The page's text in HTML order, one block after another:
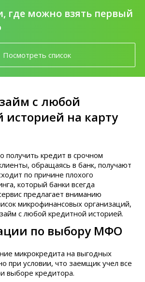
где можно взять первый
Посмотреть список
с любой
историей на карту
получить кредит в срочном
обращаясь в банк, получают
по причине плохого
который банки всегда
предлагает вниманию
микрофинансовых организаций,
с любой кредитной историей.
по выбору МФО
микрокредита на выгодных
при условии, что заемщик учел все
выборе кредитора.